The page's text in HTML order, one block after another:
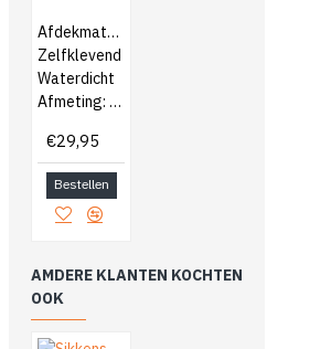
Afdekmateriaal
Zelfklevend
Waterdicht
Afmeting: 0,65x25M
€29,95
Bestellen
AMDERE KLANTEN KOCHTEN
OOK